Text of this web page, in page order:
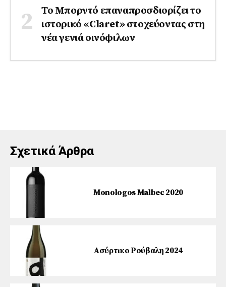
Το Μπορντό επαναπροσδιορίζει το
ιστορικό «Claret» στοχεύοντας στη
νέα γενιά οινόφιλων
Σχετικά Άρθρα
Monologos Malbec 2020
Ασύρτικο Ρούβαλη 2024